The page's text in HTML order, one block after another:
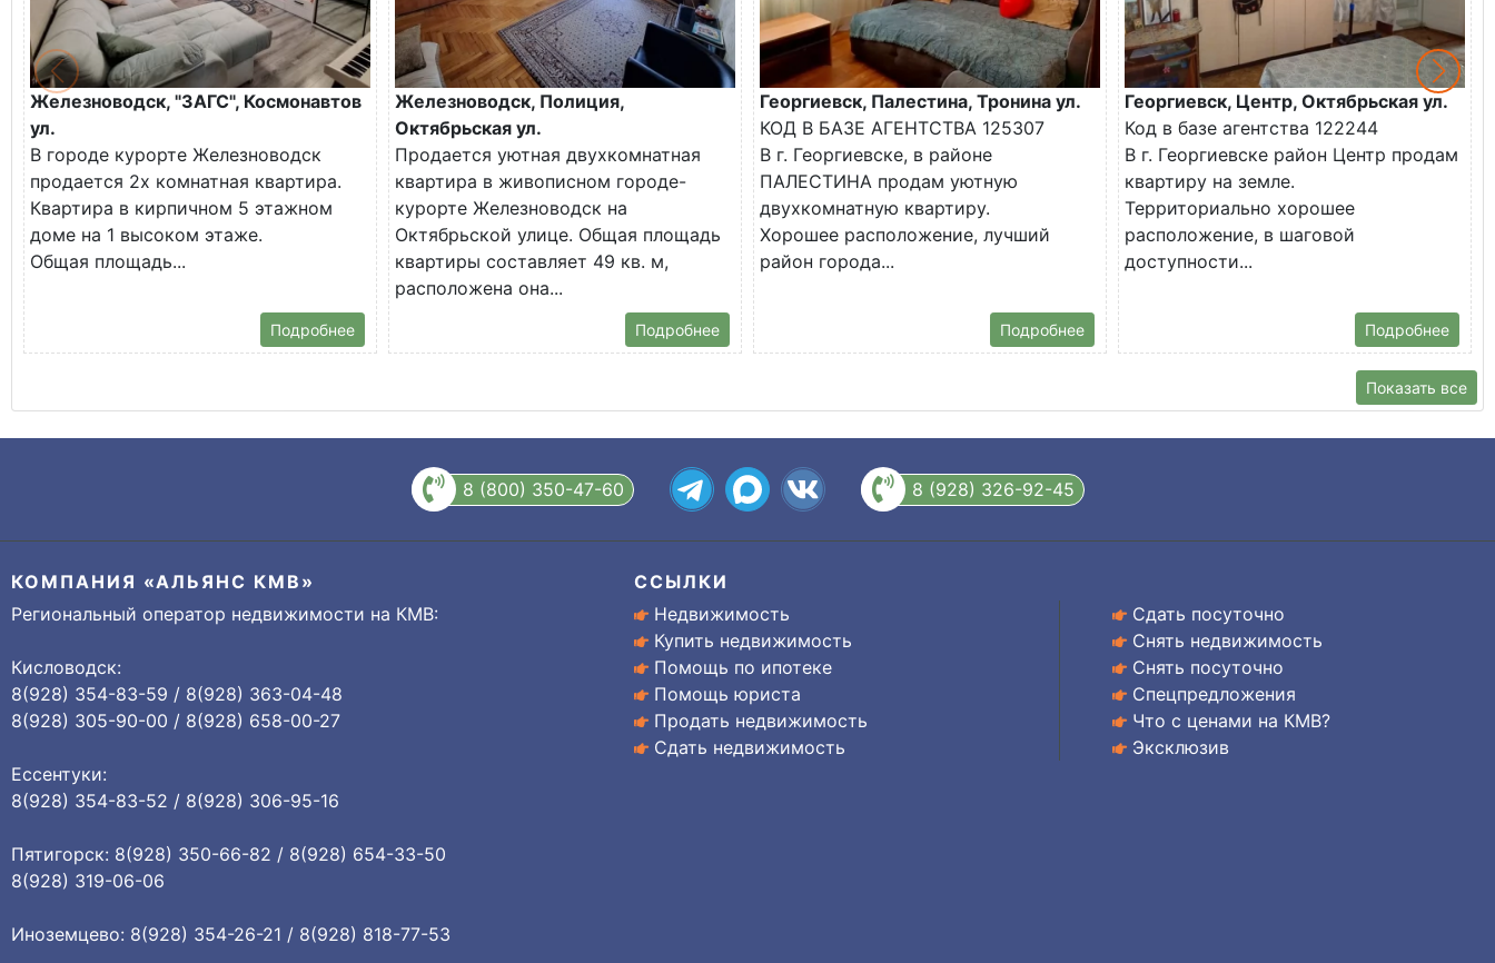
Железноводск, "ЗАГС", Космонавтов
ул.
В городе курорте Железноводск
продается 2х комнатная квартира.
Квартира в кирпичном 5 этажном
доме на 1 высоком этаже.
Общая площадь...
Подробнее
Железноводск, Полиция,
Октябрьская ул.
Продается уютная двухкомнатная
квартира в живописном городе-
курорте Железноводск на
Октябрьской улице. Общая площадь
квартиры составляет 49 кв. м,
расположена она...
Подробнее
Георгиевск, Палестина, Тронина ул.
КОД В БАЗЕ АГЕНТСТВА 125307
В г. Георгиевске, в районе
ПАЛЕСТИНА продам уютную
двухкомнатную квартиру.
Хорошее расположение, лучший
район города...
Подробнее
Георгиевск, Центр, Октябрьская ул.
Код в базе агентства 122244
В г. Георгиевске район Центр продам
квартиру на земле.
Территориально хорошее
расположение, в шаговой
доступности...
Подробнее
Показать все
8 (800) 350-47-60 8 (928) 326-92-45
КОМПАНИЯ «АЛЬЯНС КМВ»
Региональный оператор недвижимости на КМВ:
Кисловодск:
8(928) 354-83-59 / 8(928) 363-04-48
8(928) 305-90-00 / 8(928) 658-00-27
Ессентуки:
8(928) 354-83-52 / 8(928) 306-95-16
Пятигорск: 8(928) 350-66-82 / 8(928) 654-33-50
8(928) 319-06-06
Иноземцево: 8(928) 354-26-21 / 8(928) 818-77-53
ССЫЛКИ
Недвижимость
Купить недвижимость
Помощь по ипотеке
Помощь юриста
Продать недвижимость
Сдать недвижимость
Сдать посуточно
Снять недвижимость
Снять посуточно
Спецпредложения
Что с ценами на КМВ?
Эксклюзив